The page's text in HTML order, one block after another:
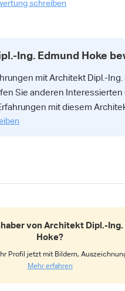
schreiben
Ing. Edmund Hoke
mit Architekt Dipl.-Ing.
Sie anderen Interessierten
mit diesem
von Architekt Dipl.-Ing.
Hoke?
Profil jetzt mit Bildern,
Mehr erfahren